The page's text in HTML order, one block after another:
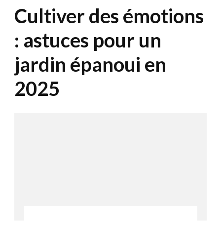
Cultiver des émotions
: astuces pour un
jardin épanoui en
2025